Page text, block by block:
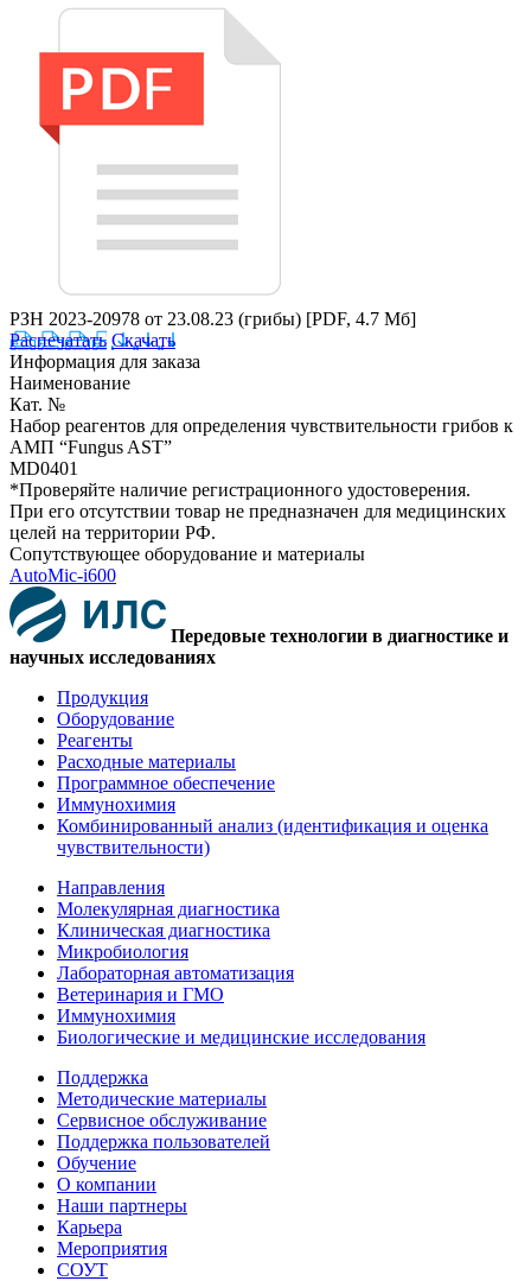
РЗН 2023-20978 от 23.08.23 (грибы) [PDF, 4.7 Мб]
Распечатать Скачать
Информация для заказа
Наименование
Кат. №
Набор реагентов для определения чувствительности грибов к
АМП “Fungus AST”
MD0401
*Проверяйте наличие регистрационного удостоверения.
При его отсутствии товар не предназначен для медицинских
целей на территории РФ.
Сопутствующее оборудование и материалы
AutoMic-i600
Передовые технологии в диагностике и
научных исследованиях
Продукция
Оборудование
Реагенты
Расходные материалы
Программное обеспечение
Иммунохимия
Комбинированный анализ (идентификация и оценка
чувствительности)
Направления
Молекулярная диагностика
Клиническая диагностика
Микробиология
Лабораторная автоматизация
Ветеринария и ГМО
Иммунохимия
Биологические и медицинские исследования
Поддержка
Методические материалы
Сервисное обслуживание
Поддержка пользователей
Обучение
О компании
Наши партнеры
Карьера
Мероприятия
СОУТ